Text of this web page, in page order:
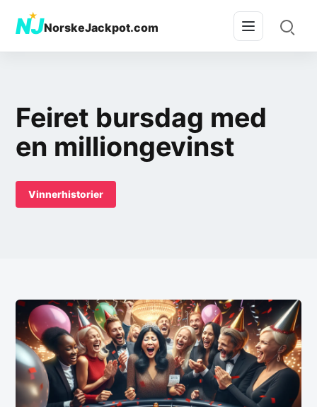
NJ
★
NorskeJackpot.com
Feiret bursdag med
en milliongevinst
Vinnerhistorier